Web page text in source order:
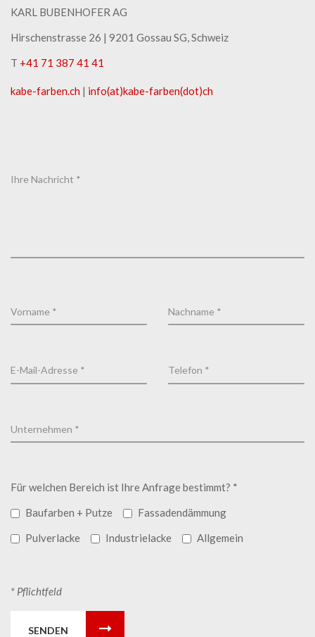
KARL BUBENHOFER AG
Hirschenstrasse 26 | ​9201 Gossau SG, Schweiz
T +41 71 387 41 41
kabe-​farben.ch | info(at)kabe-​farben(dot)ch
Für welchen Bereich ist Ihre Anfrage bestimmt? *
Baufarben + Putze
Fassadendämmung
Pulverlacke
Industrielacke Allgemein
* Pflichtfeld
SENDEN